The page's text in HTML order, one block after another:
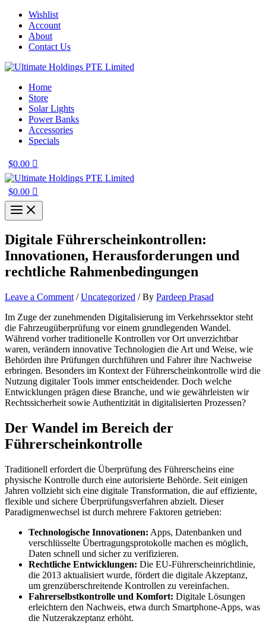
Skip
content
Wishlist
Account
About
Contact Us
Home
Store
Solar Lights
Power Banks
Accessories
Specials
$0.00
$0.00
Digitale Führerscheinkontrollen:
Innovationen, Herausforderungen und
rechtliche Rahmenbedingungen
Leave a Comment /Uncategorized / By Pardeep Prasad
Im Zuge der zunehmenden Digitalisierung im Verkehrssektor steht
die Fahrzeugüberprüfung vor einem grundlegenden Wandel.
Während vorher traditionelle Kontrollen vor Ort unverzichtbar
waren, verändern innovative Technologien die Art und Weise, wie
Behörden ihre Prüfungen durchführen und Fahrer ihre Nachweise
erbringen. Besonders im Kontext der Führerscheinkontrolle wird die
Nutzung digitaler Tools immer entscheidender. Doch welche
Entwicklungen prägen diese Branche, und wie gewährleisten wir
Rechtssicherheit sowie Authentizität in digitalisierten Prozessen?
Der Wandel im Bereich der
Führerscheinkontrolle
Traditionell erfordert die Überprüfung des Führerscheins eine
physische Kontrolle durch eine autorisierte Behörde. Seit einigen
Jahren vollzieht sich eine digitale Transformation, die auf effiziente,
flexible und sichere Überprüfungsverfahren abzielt. Dieser
Paradigmenwechsel ist durch mehrere Faktoren getrieben:
Technologische Innovationen: Apps, Datenbanken und
verschlüsselte Übertragungsprotokolle machen es möglich,
Daten schnell und sicher zu verifizieren.
Rechtliche Entwicklungen: Die EU-Führerscheinrichtlinie,
die 2013 aktualisiert wurde, fördert die digitale Akzeptanz,
um grenzüberschreitende Kontrollen zu vereinfachen.
Fahrerselbstkontrolle und Komfort: Digitale Lösungen
erleichtern den Nachweis, etwa durch Smartphone-Apps, was
die Nutzerakzeptanz erhöht.